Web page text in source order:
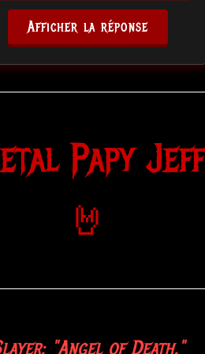
Afficher la réponse
Papy Jeff
🤘